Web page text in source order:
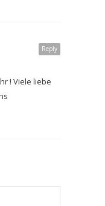
Reply
! Viele liebe